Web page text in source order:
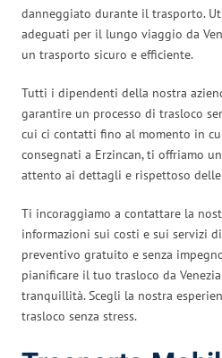
danneggiato durante il trasporto.
adeguati per il lungo viaggio da
un trasporto sicuro e efficiente.
Tutti i dipendenti della nostra
garantire un processo di trasloco
cui ci contatti fino al momento in
consegnati a Erzincan, ti offriamo
attento ai dettagli e rispettoso delle
Ti incoraggiamo a contattare la
informazioni sui costi e sui servizi
preventivo gratuito e senza
pianificare il tuo trasloco da
tranquillità. Scegli la nostra
trasloco senza stress.